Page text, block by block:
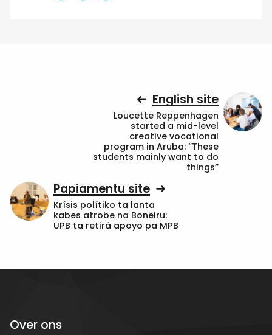
English site
Loucette Reppenhagen
started a mid-level
creative vocational
program in Aruba: “These
students mainly want to do
things”
Papiamentu site
Krísis polítiko ta lanta
kabes atrobe na Boneiru:
UPB ta retirá apoyo pa MPB
Over ons